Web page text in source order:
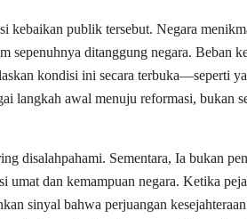
kebaikan publik tersebut. Negara
ditanggung negara. Beban
kondisi ini secara terbuka—seperti
langkah awal menuju reformasi, bukan
disalahpahami. Sementara, Ia bukan
umat dan kemampuan negara. Ketika
sinyal bahwa perjuangan